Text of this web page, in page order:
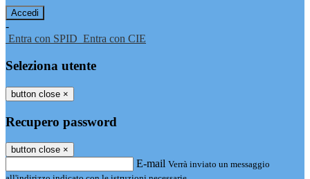
-
Entra con SPID Entra con CIE
Seleziona utente
button close ×
Recupero password
button close ×
E-mail Verrà inviato un messaggio